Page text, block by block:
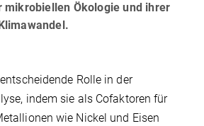
mikrobiellen Ökologie und ihrer
Rolle in der
indem sie als Cofaktoren für
wie Nickel und Eisen